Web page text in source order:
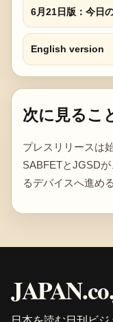
6月21日版：今日
English version
次に見るこ
プレスリリースは
SABFETとJGSD
るデバイスへ進め